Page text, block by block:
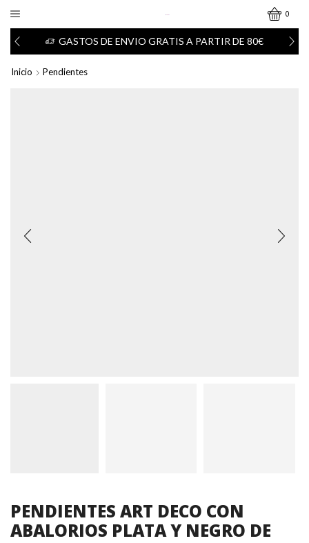
0
GASTOS DE ENVIO GRATIS A PARTIR DE 80€
Inicio Pendientes
PENDIENTES ART DECO CON
ABALORIOS PLATA Y NEGRO DE